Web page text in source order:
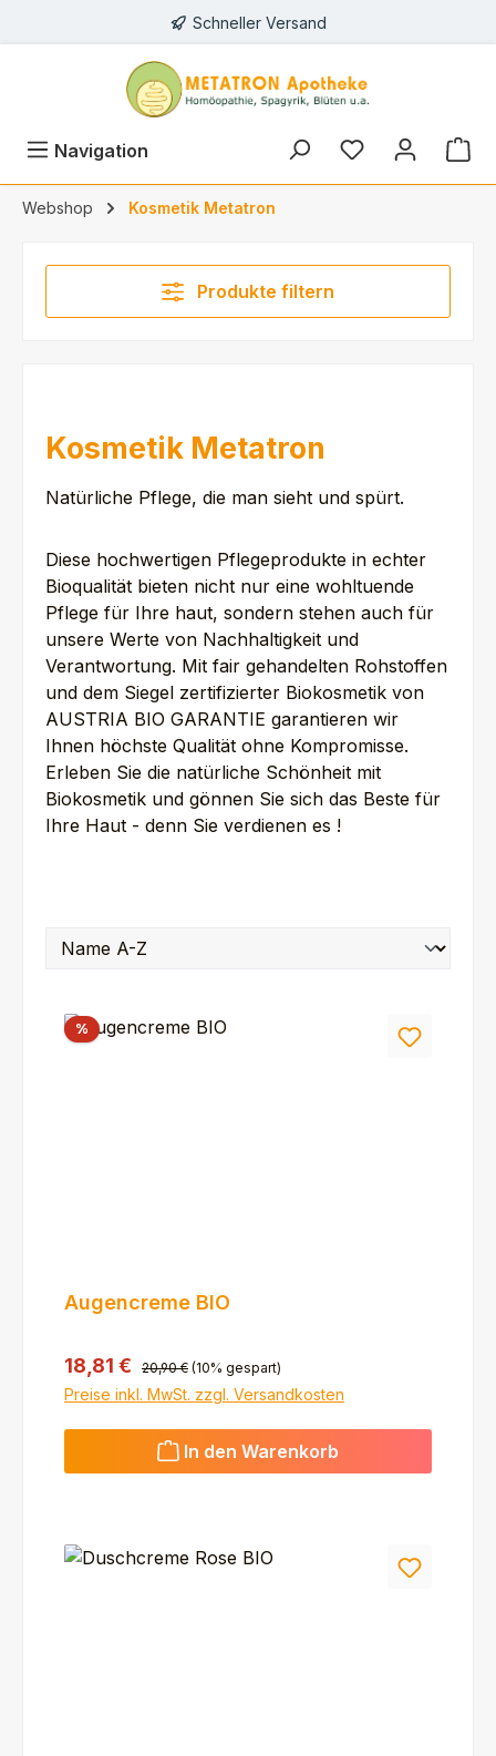
Schneller Versand
Navigation Du hast 0
Webshop Kosmetik Metatron
Produkte filtern
Kosmetik Metatron
Natürliche Pflege, die man sieht und spürt.
Diese hochwertigen Pflegeprodukte in echter
Bioqualität bieten nicht nur eine wohltuende
Pflege für Ihre haut, sondern stehen auch für
unsere Werte von Nachhaltigkeit und
Verantwortung. Mit fair gehandelten Rohstoffen
und dem Siegel zertifizierter Biokosmetik von
AUSTRIA BIO GARANTIE garantieren wir
Ihnen höchste Qualität ohne Kompromisse.
Erleben Sie die natürliche Schönheit mit
Biokosmetik und gönnen Sie sich das Beste für
Ihre Haut - denn Sie verdienen es !
% Rabatt
Augencreme BIO
Verkaufspreis:
18,81 € Regulärer Preis:
20,90 € (10% gespart)
Preise inkl. MwSt. zzgl. Versandkosten
In den Warenkorb